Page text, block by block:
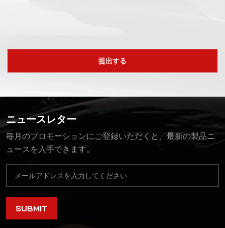
提出する
ニュースレター
毎月のプロモーションにご登録いただくと、最新の製品ニ
ュースを入手できます。